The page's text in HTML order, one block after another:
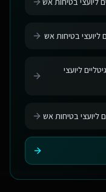
ליועצי בטיחות אש
ליועצי
ליועצי בטיחות אש